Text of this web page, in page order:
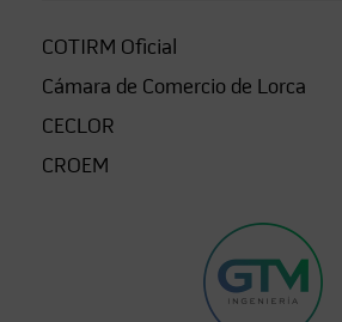
COTIRM Oficial
Cámara de Comercio de Lorca
CECLOR
CROEM